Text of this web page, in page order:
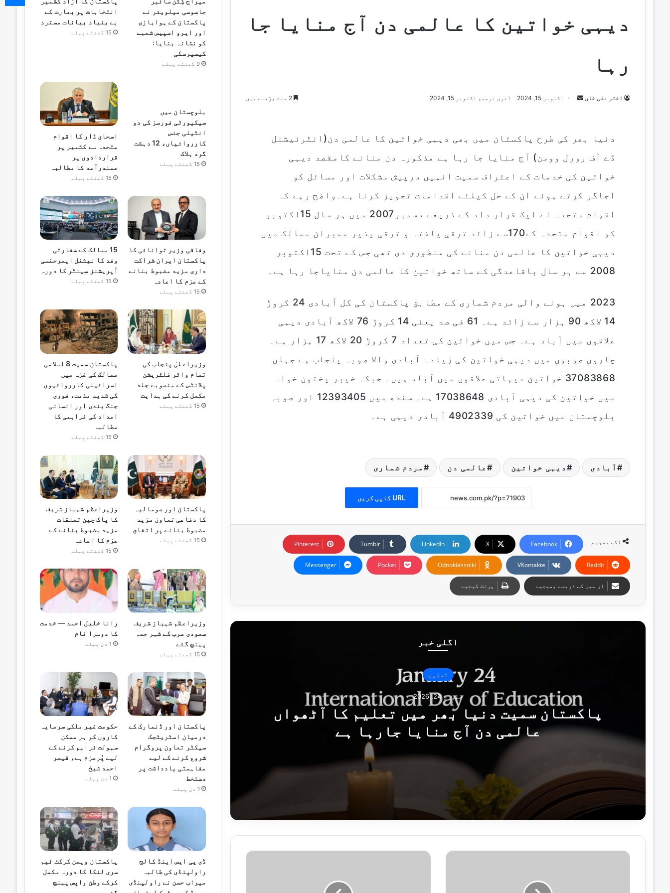
دیہی خواتین کا عالمی دن آج منایا جا
رہا
اختر علی خان
S
a
n
m
l
اکتوبر 15, 2024 آخری ترمیم اکتوبر 15, 2024 2 منٹ پڑھنے میں
دنیا بھر کی طرح پاکستان میں بھی دیہی خواتین کا عالمی دن(انٹرنیشنل
ڈے آف رورل وومن) آج منایا جا رہا ہے مذکورہ دن منانے کامقصد دیہی
خواتین کی خدمات کے اعتراف سمیت انہیں درپیش مشکلات اور مسائل کو
اجاگر کرتے ہوئے ان کے حل کیلئے اقدامات تجویز کرنا ہے۔واضح رہے کہ
اقوام متحدہ نے ایک قرار داد کے ذریعے دسمبر2007 میں ہر سال 15اکتوبر
کو اقوام متحدہ کے170سے زائد ترقی یافتہ و ترقی پذیر ممبران ممالک میں
دیہی خواتین کا عالمی دن منانے کی منظوری دی تھی جس کے تحت 15اکتوبر
2008 سے ہر سال باقاعدگی کے ساتھ خواتین کا عالمی دن منایاجا رہا ہے۔
2023 میں ہونے والی مردم شماری کے مطابق پاکستان کی کل آبادی 24 کروڑ
14 لاکھ 90 ہزار سے زائد ہے۔ 61 فی صد یعنی 14 کروڑ 76 لاکھ آبادی دیہی
علاقوں میں آباد ہے۔ جس میں خواتین کی تعداد 7 کروڑ 20 لاکھ 17 ہزار ہے۔
چاروں صوبوں میں دیہی خواتین کی زیادہ آبادی والا صوبہ پنجاب ہے جہاں
37083868 خواتین دیہاتی علاقوں میں آباد ہیں۔ جبکہ خیبر پختون خواہ
میں خواتین کی دیہی آبادی 17038648 ہے۔ سندھ میں 12393405 اور صوبہ
بلوچستان میں خواتین کی 4902339 آبادی دیہی ہے۔
آبادی دیہی خواتین عالمی دن مردم شماری
URL کاپی کریں
آگے بھجیے Facebook
X
LinkedIn
Tumblr
Pinterest
Reddit
VKontakte
Odnoklassniki
Pocket
Messenger
ای میل کے ذریعے بھیجیے پرنٹ کیجیے
اگلی خبر
تعلیم
جنوری 24, 2026
پاکستان سمیت دنیا بھر میں تعلیم کا آٹھواں
عالمی دن آج منایا جارہا ہے
جنوری 24, 2026
پاکستان سمیت دنیا بھر میں تعلیم کا آٹھواں عالمی دن آج منایا جارہا ہے
پ
ا
جاسوسی میلویئر نے
پاکستان کے ہوابازی
اور ایرو اسپیس شعبے
کو نشانہ بنایا:
کیسپرسکی
9 گھنٹے پہلے
انتخابات پر بھارت کے
بے بنیاد بیانات مسترد
15 گھنٹے پہلے
بلوچستان میں
سیکیورٹی فورسز کی دو
انٹیلی جنس
کارروائیاں، 12 دہشت
گرد ہلاک
15 گھنٹے پہلے
اسحاق ڈار کا اقوام
متحدہ سے کشمیر پر
قراردادوں پر
عملدرآمد کا مطالبہ
15 گھنٹے پہلے
وفاقی وزیر توانائی کا
پاکستان ایران شراکت
داری مزید مضبوط بنانے
کے عزم کا اعادہ
15 گھنٹے پہلے
15 ممالک کے سفارتی
وفد کا نیشنل ایمرجنسی
آپریشنز سینٹر کا دورہ
15 گھنٹے پہلے
وزیراعلیٰ پنجاب کی
تمام واٹر فلٹریشن
پلانٹس کے منصوبے جلد
مکمل کرنے کی ہدایت
15 گھنٹے پہلے
پاکستان سمیت 8 اسلامی
ممالک کی غزہ میں
اسرائیلی کارروائیوں
کی شدید مذمت، فوری
جنگ بندی اور انسانی
امداد کی فراہمی کا
مطالبہ
15 گھنٹے پہلے
پاکستان اور صومالیہ
کا دفاعی تعاون مزید
مضبوط بنانے پر اتفاق
15 گھنٹے پہلے
وزیراعظم شہباز شریف
کا پاک چین تعلقات
مزید مضبوط بنانے کے
عزم کا اعادہ
15 گھنٹے پہلے
وزیراعظم شہباز شریف
سعودی عرب کے شہر جدہ
پہنچ گئے
15 گھنٹے پہلے
رانا خلیل احمد — خدمت
کا دوسرا نام
1 دن پہلے
پاکستان اور ڈنمارک کے
درمیان اسٹریٹجک
سیکٹر تعاون پروگرام
شروع کرنے کے لیے
مفاہمتی یادداشت پر
دستخط
1 دن پہلے
حکومت غیر ملکی سرمایہ
کاروں کو ہر ممکن
سہولت فراہم کرنے کے
لیے پُرعزم ہے، قیصر
احمد شیخ
1 دن پہلے
ڈی پی ایس اینڈ کالج
راولپنڈی کی طالبہ
میراب حسن نے راولپنڈی
پاکستان ویمن کرکٹ ٹیم
سری لنکا کا دورہ مکمل
کرکے وطن واپس پہنچ